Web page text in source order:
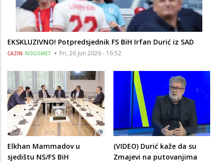
EKSKLUZIVNO! Potpredsjednik FS BiH Irfan Durić iz SAD
CAZIN NOGOMET Fri, 26 Jun 2026 - 16:52
Elkhan Mammadov u
sjedištu NS/FS BiH
(VIDEO) Durić kaže da su
Zmajevi na putovanjima